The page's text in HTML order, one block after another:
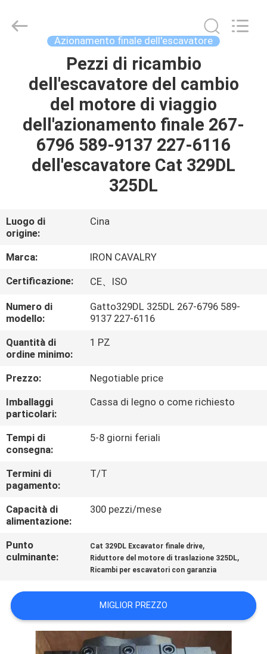
PRODOTTI
VIDEO
MOSTRA
CHI
SIAMO
TOUR
CONTROLLO
DI
QUALITÀ
CONTATTACI
NOTIZIE
TUTTI
CASI
RICHIEDERE
PREVENTIVO
Machinery
Azionamento finale dell'escavatore
Pezzi di ricambio
dell'escavatore del cambio
del motore di viaggio
dell'azionamento finale 267-
6796 589-9137 227-6116
dell'escavatore Cat 329DL
325DL
Luogo di
origine:
Cina
Marca:
IRON CAVALRY
Certificazione:
CE、ISO
Numero di
modello:
Gatto329DL 325DL 267-6796 589-
9137 227-6116
Quantità di
ordine minimo:
1 PZ
Prezzo:
Negotiable price
Imballaggi
particolari:
Cassa di legno o come richiesto
Tempi di
consegna:
5-8 giorni feriali
Termini di
pagamento:
T/T
Capacità di
alimentazione:
300 pezzi/mese
Punto
culminante:
Cat 329DL Excavator finale drive,
Riduttore del motore di traslazione 325DL,
Ricambi per escavatori con garanzia
MIGLIOR PREZZO